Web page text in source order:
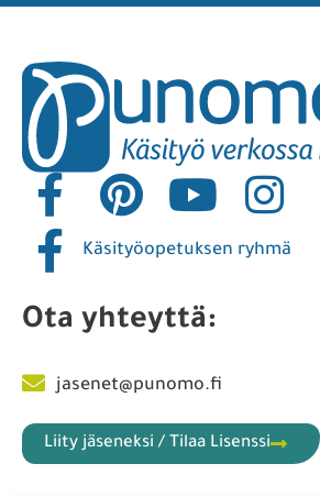
Käsityön sanakirja
Anna palautetta
Tilaa opetuslisenssi
Sisällöt lisenssikäyttäjille
Punomon käyttöehdot
Yhteistyökumppanit